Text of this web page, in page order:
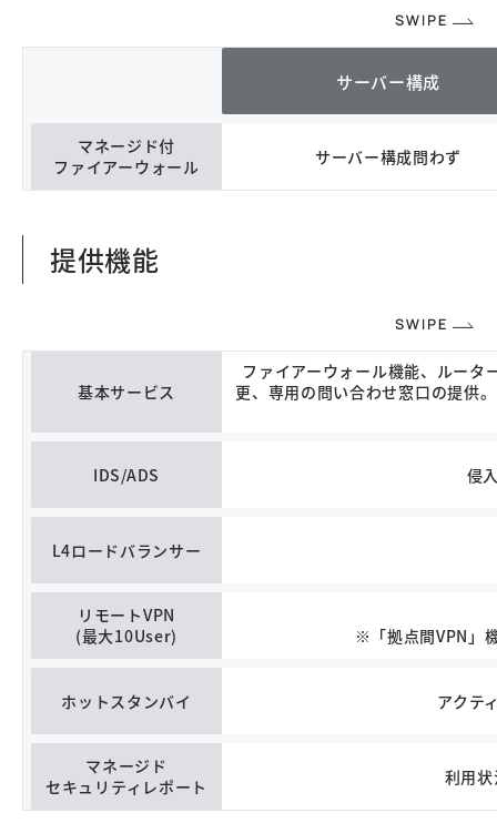
サーバー構成
マネージド付
ファイアーウォール
サーバー構成問わず
提供機能
基本サービス
ファイアーウォール機能、ルー
更、専用の問い合わせ窓口の提供
IDS/ADS 侵
L4ロードバランサー
リモートVPN
(最大10User)
※「拠点間VPN」
ホットスタンバイ アクテ
マネージド
セキュリティレポート
利用